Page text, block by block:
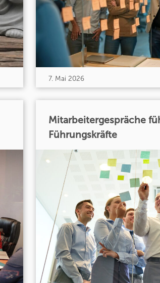
7. Mai 2026
Mitarbeitergespräche
Führungskräfte